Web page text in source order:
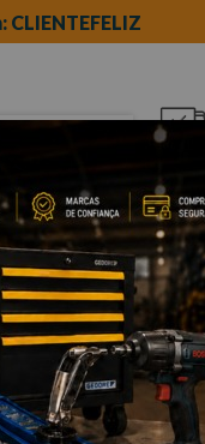
Especiais
Auto
Clique
-